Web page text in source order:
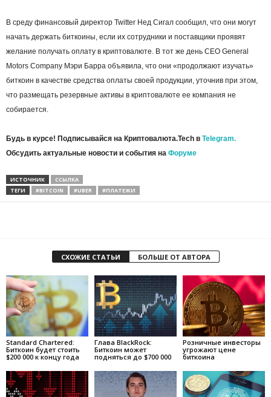
В среду финансовый директор Twitter Нед Сигал сообщил, что они могут
начать держать биткоины, если их сотрудники и поставщики проявят
желание получать оплату в криптовалюте. В тот же день CEO General
Motors Company Мэри Барра объявила, что они «продолжают изучать»
биткоин в качестве средства оплаты своей продукции, уточнив при этом,
что размещать резервные активы в криптовалюте ее компания не
собирается.
Будь в курсе! Подписывайся на Криптовалюта.Tech в Telegram.
Обсудить актуальные новости и события на Форуме
ИСТОЧНИК
ССЫЛКА
ТЕГИ
#BITCOIN #UBER #ПЛАТЕЖИ
СХОЖИЕ СТАТЬИ БОЛЬШЕ ОТ АВТОРА
Standard Chartered:
Биткоин будет стоить
$200 000 к концу года
Глава BlackRock:
Биткоин может
подняться до $700 000
Розничные инвесторы
угрожают цене
биткоина